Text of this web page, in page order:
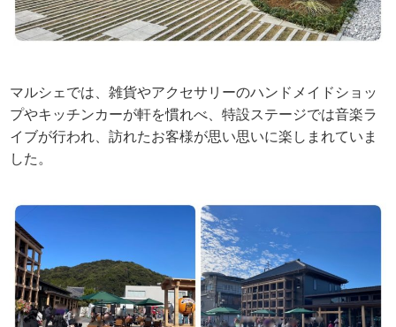
マルシェでは、雑貨やアクセサリーのハンドメイドショッ
プやキッチンカーが軒を慣れべ、特設ステージでは音楽ラ
イブが行われ、訪れたお客様が思い思いに楽しまれていま
した。